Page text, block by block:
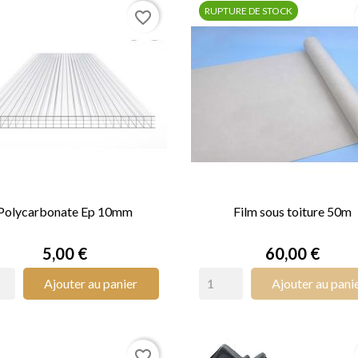
Ep 10mm
Prix
5,00 €
Ajouter au panier
favorite_border
Film sous toiture 50m
Prix
60,00 €
Ajouter au
RUPTURE DE STOCK